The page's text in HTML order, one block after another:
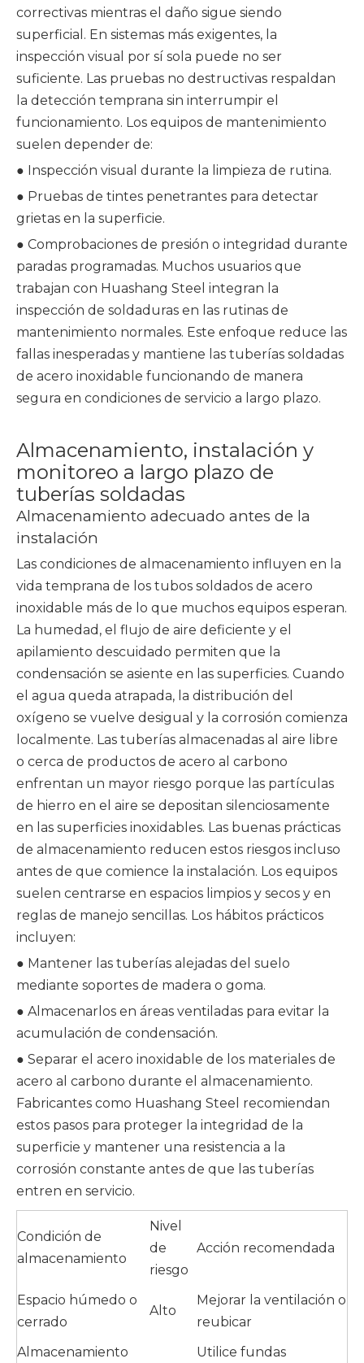
correctivas mientras el daño sigue siendo
superficial. En sistemas más exigentes, la
inspección visual por sí sola puede no ser
suficiente. Las pruebas no destructivas respaldan
la detección temprana sin interrumpir el
funcionamiento. Los equipos de mantenimiento
suelen depender de:
● Inspección visual durante la limpieza de rutina.
● Pruebas de tintes penetrantes para detectar
grietas en la superficie.
● Comprobaciones de presión o integridad durante
paradas programadas. Muchos usuarios que
trabajan con Huashang Steel integran la
inspección de soldaduras en las rutinas de
mantenimiento normales. Este enfoque reduce las
fallas inesperadas y mantiene las tuberías soldadas
de acero inoxidable funcionando de manera
segura en condiciones de servicio a largo plazo.
Almacenamiento, instalación y
monitoreo a largo plazo de
tuberías soldadas
Almacenamiento adecuado antes de la
instalación
Las condiciones de almacenamiento influyen en la
vida temprana de los tubos soldados de acero
inoxidable más de lo que muchos equipos esperan.
La humedad, el flujo de aire deficiente y el
apilamiento descuidado permiten que la
condensación se asiente en las superficies. Cuando
el agua queda atrapada, la distribución del
oxígeno se vuelve desigual y la corrosión comienza
localmente. Las tuberías almacenadas al aire libre
o cerca de productos de acero al carbono
enfrentan un mayor riesgo porque las partículas
de hierro en el aire se depositan silenciosamente
en las superficies inoxidables. Las buenas prácticas
de almacenamiento reducen estos riesgos incluso
antes de que comience la instalación. Los equipos
suelen centrarse en espacios limpios y secos y en
reglas de manejo sencillas. Los hábitos prácticos
incluyen:
● Mantener las tuberías alejadas del suelo
mediante soportes de madera o goma.
● Almacenarlos en áreas ventiladas para evitar la
acumulación de condensación.
● Separar el acero inoxidable de los materiales de
acero al carbono durante el almacenamiento.
Fabricantes como Huashang Steel recomiendan
estos pasos para proteger la integridad de la
superficie y mantener una resistencia a la
corrosión constante antes de que las tuberías
entren en servicio.
Condición de
almacenamiento
Nivel
de
riesgo
Acción recomendada
Espacio húmedo o
cerrado
Alto
Mejorar la ventilación o
reubicar
Almacenamiento
Utilice fundas